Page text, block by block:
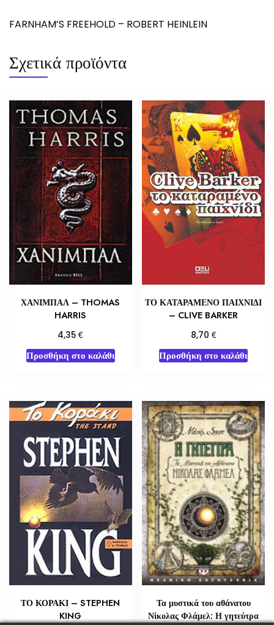
FARNHAM’S FREEHOLD – ROBERT HEINLEIN
Σχετικά προϊόντα
ΧΑΝΙΜΠΑΛ – THOMAS
HARRIS
4,35€
Προσθήκη στο καλάθι
ΤΟ ΚΑΤΑΡΑΜΕΝΟ ΠΑΙΧΝΙΔΙ
– CLIVE BARKER
8,70 €
Προσθήκη στο καλάθι
ΤΟ ΚΟΡΑΚΙ – STEPHEN
KING
Τα μυστικά του αθάνατου
Νίκολας Φλάμελ: Η γητεύτρα